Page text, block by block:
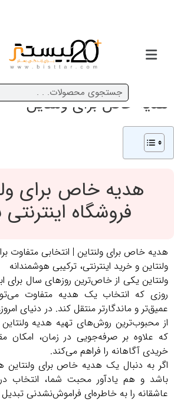
هدیه خاص برای ولنتاین
هدیه خاص برای
فروشگاه
هدیه خاص برای ولنتاین | انتخابی متفاوت
ولنتاین و خرید اینترنتی، ترکیبی هوشمندانه
ولنتاین یکی از خاص‌ترین روزهای سال برای
روزی که انتخاب یک هدیه متفاوت
عمیق‌تر و ماندگارتر منتقل کند. در دنیای
از محبوب‌ترین روش‌های تهیه هدیه
که علاوه بر صرفه‌جویی در زمان، امکان
خریدی آگاهانه را فراهم می‌کند.
اگر به دنبال یک هدیه خاص برای
باشد و هم یادآور محبت شما، انتخاب
عاشقانه را به خاطره‌ای فراموش‌نشدنی